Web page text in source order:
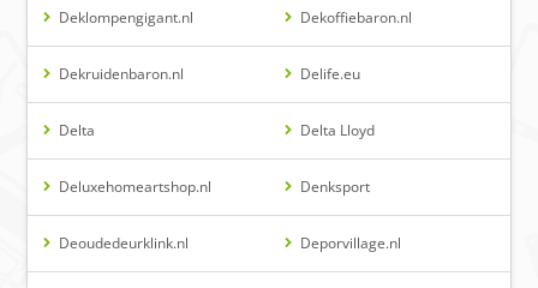
Deklompengigant.nl Dekoffiebaron.nl
Dekruidenbaron.nl Delife.eu
Delta Delta Lloyd
Deluxehomeartshop.nl Denksport
Deoudedeurklink.nl Deporvillage.nl